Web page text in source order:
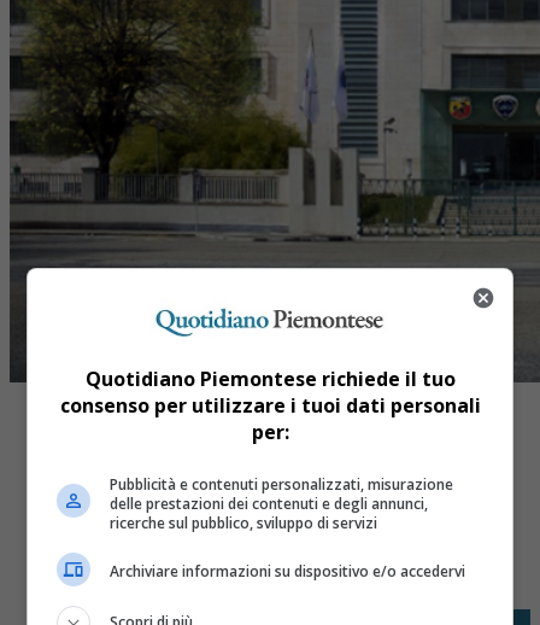
Tweet
Quotidiano Piemontese richiede il tuo
consenso per utilizzare i tuoi dati personali
per:
Pubblicità e contenuti personalizzati, misurazione
delle prestazioni dei contenuti e degli annunci,
ricerche sul pubblico, sviluppo di servizi
Archiviare informazioni su dispositivo e/o accedervi